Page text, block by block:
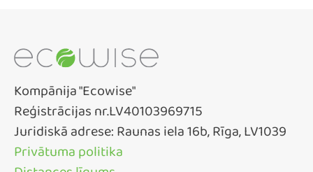
Kompānija "Ecowise"
Reģistrācijas nr.LV40103969715
Juridiskā adrese: Raunas iela 16b, Rīga, LV1039
Privātuma politika